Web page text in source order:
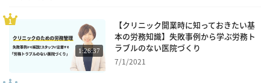
1:26:37
【クリニック開業時に知っておきたい基
本の労務知識】失敗事例から学ぶ労務ト
ラブルのない医院づくり
7/1/2021